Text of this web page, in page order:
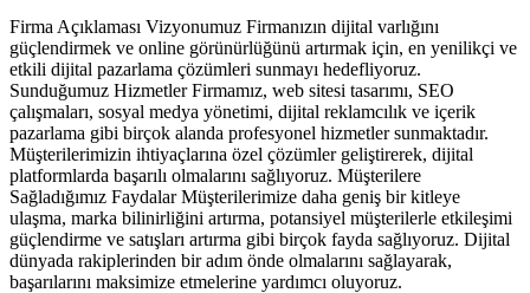
Firma Açıklaması Vizyonumuz Firmanızın dijital varlığını
güçlendirmek ve online görünürlüğünü artırmak için, en yenilikçi ve
etkili dijital pazarlama çözümleri sunmayı hedefliyoruz.
Sunduğumuz Hizmetler Firmamız, web sitesi tasarımı, SEO
çalışmaları, sosyal medya yönetimi, dijital reklamcılık ve içerik
pazarlama gibi birçok alanda profesyonel hizmetler sunmaktadır.
Müşterilerimizin ihtiyaçlarına özel çözümler geliştirerek, dijital
platformlarda başarılı olmalarını sağlıyoruz. Müşterilere
Sağladığımız Faydalar Müşterilerimize daha geniş bir kitleye
ulaşma, marka bilinirliğini artırma, potansiyel müşterilerle etkileşimi
güçlendirme ve satışları artırma gibi birçok fayda sağlıyoruz. Dijital
dünyada rakiplerinden bir adım önde olmalarını sağlayarak,
başarılarını maksimize etmelerine yardımcı oluyoruz.